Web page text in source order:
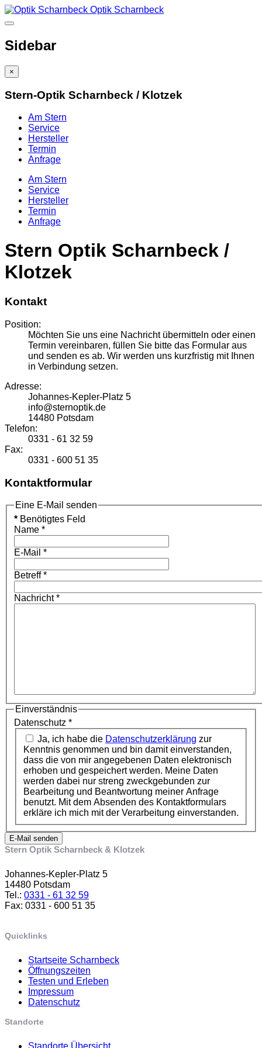
Optik Scharnbeck
Sidebar
×
Stern-Optik Scharnbeck / Klotzek
Am Stern
Service
Hersteller
Termin
Anfrage
Am Stern
Service
Hersteller
Termin
Anfrage
Stern Optik Scharnbeck /
Klotzek
Kontakt
Position:
Möchten Sie uns eine Nachricht übermitteln oder einen
Termin vereinbaren, füllen Sie bitte das Formular aus
und senden es ab. Wir werden uns kurzfristig mit Ihnen
in Verbindung setzen.
Adresse:
Johannes-Kepler-Platz 5
info@sternoptik.de
14480 Potsdam
Telefon:
0331 - 61 32 59
Fax:
0331 - 600 51 35
Kontaktformular
Eine E-Mail senden
* Benötigtes Feld
Name *
E-Mail *
Betreff*
Nachricht*
Einverständnis
Datenschutz *
Ja, ich habe die Datenschutzerklärung zur
Kenntnis genommen und bin damit einverstanden,
dass die von mir angegebenen Daten elektronisch
erhoben und gespeichert werden. Meine Daten
werden dabei nur streng zweckgebunden zur
Bearbeitung und Beantwortung meiner Anfrage
benutzt. Mit dem Absenden des Kontaktformulars
erkläre ich mich mit der Verarbeitung einverstanden.
E-Mail senden
Stern Optik Scharnbeck & Klotzek
Johannes-Kepler-Platz 5
14480 Potsdam
Tel.: 0331 - 61 32 59
Fax: 0331 - 600 51 35
Quicklinks
Startseite Scharnbeck
Öffnungszeiten
Testen und Erleben
Impressum
Datenschutz
Standorte
Standorte Übersicht